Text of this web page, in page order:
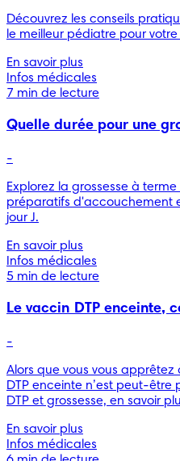
Découvrez les conseils
le meilleur pédiatre pour
En savoir plus
Infos médicales
7 min de lecture
Quelle durée pour une
-
Explorez la grossesse à
préparatifs d'accouchement
jour J.
En savoir plus
Infos médicales
5 min de lecture
Le vaccin DTP enceinte,
-
Alors que vous vous
DTP enceinte n’est peut-
DTP et grossesse, en savoir
En savoir plus
Infos médicales